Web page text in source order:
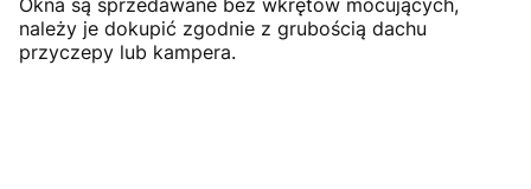
należy je dokupić zgodnie z grubością dachu
przyczepy lub kampera.